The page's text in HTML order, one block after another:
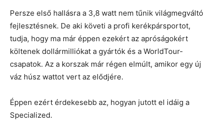
Persze első hallásra a 3,8 watt nem tűnik világmegváltó
fejlesztésnek. De aki követi a profi kerékpársportot,
tudja, hogy ma már éppen ezekért az apróságokért
költenek dollármilliókat a gyártók és a WorldTour-
csapatok. Az a korszak már régen elmúlt, amikor egy új
váz húsz wattot vert az elődjére.
Éppen ezért érdekesebb az, hogyan jutott el idáig a
Specialized.